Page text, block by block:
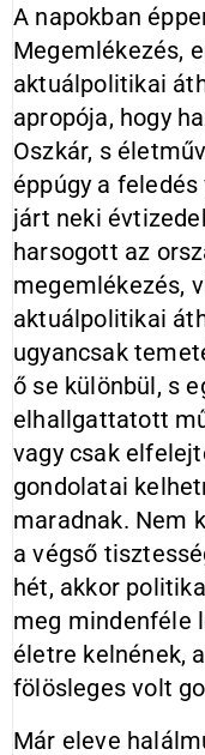
A napokban
Megemlékezés,
aktuálpolitikai
apropója, hogy
Oszkár, s
éppúgy a
járt neki
harsogott az
megemlékezés,
aktuálpolitikai
ugyancsak
ő se különbül, s
elhallgattatott
vagy csak
gondolatai
maradnak. Nem
a végső
hét, akkor
meg mindenféle
életre kelnének,
fölösleges volt
Már eleve